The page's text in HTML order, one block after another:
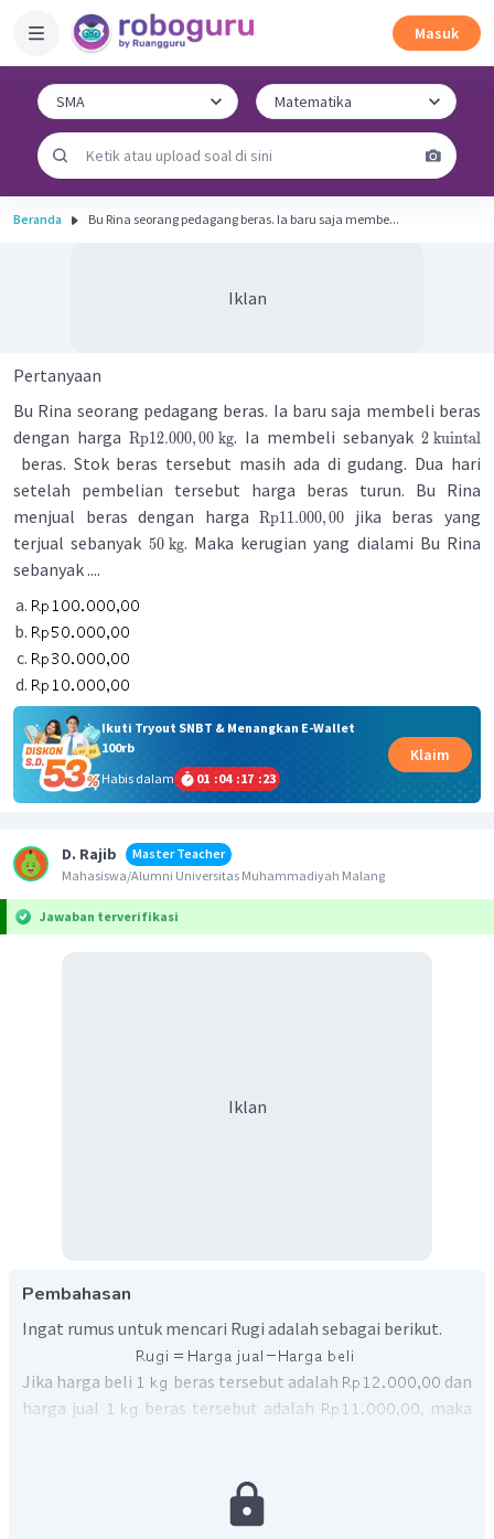
Masuk
Beranda Bu Rina seorang pedagang beras. Ia baru saja membe...
Iklan
Pertanyaan
Bu Rina seorang pedagang beras. Ia baru saja membeli beras
dengan harga Rp12.000,00 kg. Ia membeli sebanyak 2 kuintal
beras. Stok beras tersebut masih ada di gudang. Dua hari
setelah pembelian tersebut harga beras turun. Bu Rina
menjual beras dengan hargaRp11.000, 00
jika beras yang
terjual sebanyak 50 kg. Maka kerugian yang dialami Bu Rina
sebanyak ....
Ikuti Tryout SNBT & Menangkan E-Wallet
100rb
Habis dalam
01 :04 :17 :23
Klaim
D. Rajib
Master Teacher
Mahasiswa/Alumni Universitas Muhammadiyah Malang
Jawaban terverifikasi
Iklan
Pembahasan
Ingat rumus untuk mencari Rugi adalah sebagai berikut.
Jika harga beli beras tersebut adalah
dan
harga jual
beras tersebut adalah
, maka
beras) adalah sebagai berikut.